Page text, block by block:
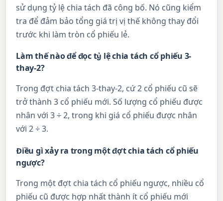
sử dụng tỷ lệ chia tách đã công bố. Nó cũng kiểm
tra để đảm bảo tổng giá trị vị thế không thay đổi
trước khi làm tròn cổ phiếu lẻ.
Làm thế nào để đọc tỷ lệ chia tách cổ phiếu 3-
thay-2?
Trong đợt chia tách 3-thay-2, cứ 2 cổ phiếu cũ sẽ
trở thành 3 cổ phiếu mới. Số lượng cổ phiếu được
nhân với 3 ÷ 2, trong khi giá cổ phiếu được nhân
với 2 ÷ 3.
Điều gì xảy ra trong một đợt chia tách cổ phiếu
ngược?
Trong một đợt chia tách cổ phiếu ngược, nhiều cổ
phiếu cũ được hợp nhất thành ít cổ phiếu mới